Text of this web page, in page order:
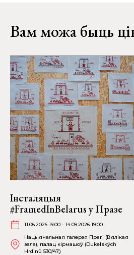
Вам можа быць
Інсталяцыя
#FramedInBelarus у Празе
11.06.2026 19:00 - 14.09.2026 19:00
Нацыянальная галерэя Прагі (Вялікая
зала), палац кірмашоў (Dukelských
Hrdinů 530/47,)